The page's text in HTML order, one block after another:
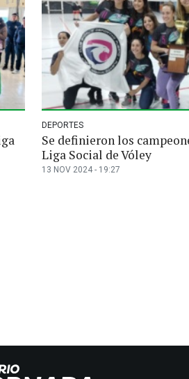
DEPORTES
Se definieron los
Liga Social de Vóley
13 NOV 2024 - 19:27